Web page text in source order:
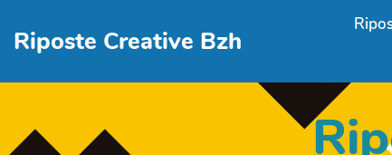
Riposte Creative Bzh